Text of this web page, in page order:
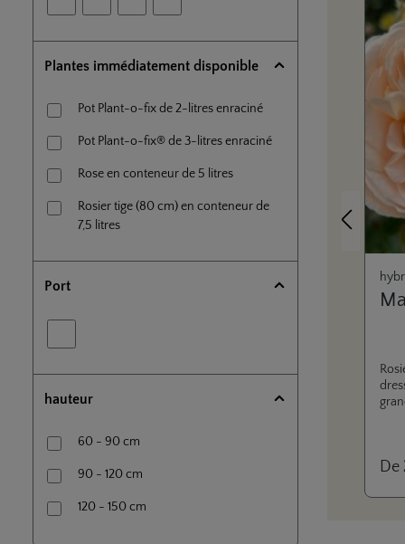
Plantes immédiatement disponible
Pot Plant-o-fix de 2-litres enraciné
Pot Plant-o-fix® de 3-litres enraciné
Rose en conteneur de 5 litres
Rosier tige (80 cm) en conteneur de
7,5 litres
Port
hauteur
60 - 90 cm
90 - 120 cm
120 - 150 cm
De
Précédent